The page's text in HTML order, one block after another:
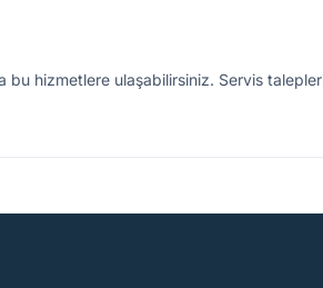
bu hizmetlere ulaşabilirsiniz. Servis